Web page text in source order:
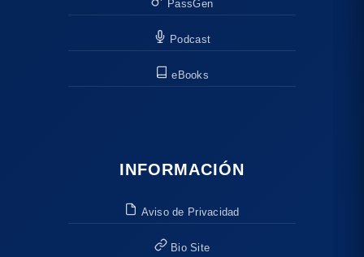
PassGen
Podcast
eBooks
INFORMACIÓN
Aviso de Privacidad
Bio Site